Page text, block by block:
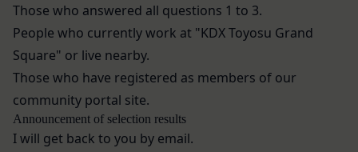
Those who answered all questions 1 to 3.
People who currently work at "KDX Toyosu Grand
Square" or live nearby.
Those who have registered as members of our
community portal site.
Announcement of selection results
I will get back to you by email.
免責
当社は、以下の場合には、何らの責任を負いませ
ん。
お客様ご本人が本サービスの機能又は別の手段を用
いて第三者に利用者情報を明らかにした場合
お客様が自ら本サービス上に入力した情報等によ
り、個人を識別し得る状態に至った場合
該会員に帰属するものとします。
第7条（会員の退会）
会員は、当社所定の退会手続の完了により、会員登
録を抹消することができます。
第8条（禁止事項）
会員は、本サービスの利用に際して、以下の各号の
いずれかに該当する行為または該当するおそれのあ
る行為を行ってはならないものとします。